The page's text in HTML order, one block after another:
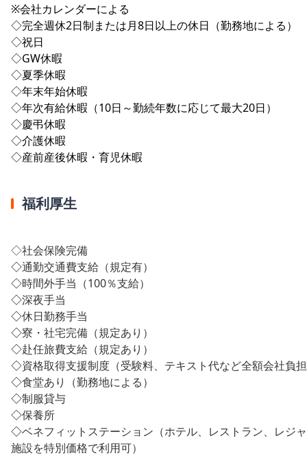
※会社カレンダーによる
◇完全週休2日制または月8日以上の休日（勤務地による）
◇祝日
◇GW休暇
◇夏季休暇
◇年末年始休暇
◇年次有給休暇（10日～勤続年数に応じて最大20日）
◇慶弔休暇
◇介護休暇
◇産前産後休暇・育児休暇
福利厚生
◇社会保険完備
◇通勤交通費支給（規定有）
◇時間外手当（100％支給）
◇深夜手当
◇休日勤務手当
◇寮・社宅完備（規定あり）
◇赴任旅費支給（規定あり）
◇資格取得支援制度（受験料、テキスト代など全額会社負
◇食堂あり（勤務地による）
◇制服貸与
◇保養所
◇ベネフィットステーション（ホテル、レストラン、レジ
施設を特別価格で利用可）